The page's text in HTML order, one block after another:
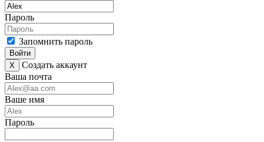
Пароль
Запомнить пароль
Войти
X
Создать аккаунт
Ваша почта
Ваше имя
Пароль